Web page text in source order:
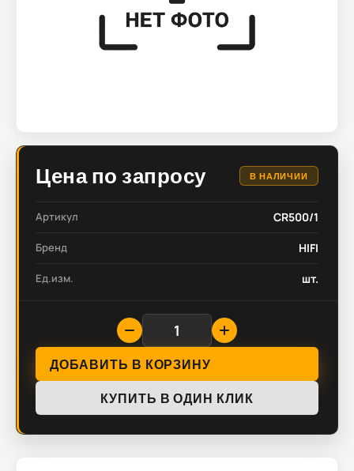
Цена по запросу В НАЛИЧИИ
Артикул CR500/1
Бренд HIFI
Ед.изм. шт.
ДОБАВИТЬ В КОРЗИНУ
КУПИТЬ В ОДИН КЛИК